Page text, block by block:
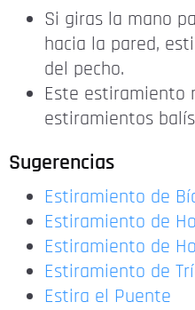
Si giras la mano
hacia la pared,
del pecho.
Este estiramiento
estiramientos
Sugerencias
Estiramiento de
Estiramiento de
Estiramiento de
Estiramiento de
Estira el Puente